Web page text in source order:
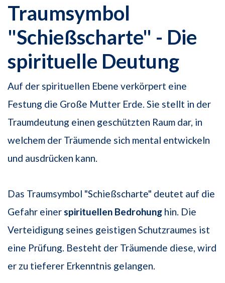
Traumsymbol
"Schießscharte" - Die
spirituelle Deutung
Auf der spirituellen Ebene verkörpert eine
Festung die Große Mutter Erde. Sie stellt in der
Traumdeutung einen geschützten Raum dar, in
welchem der Träumende sich mental entwickeln
und ausdrücken kann.
Das Traumsymbol "Schießscharte" deutet auf die
Gefahr einerspirituellen Bedrohung hin. Die
Verteidigung seines geistigen Schutzraumes ist
eine Prüfung. Besteht der Träumende diese, wird
er zu tieferer Erkenntnis gelangen.